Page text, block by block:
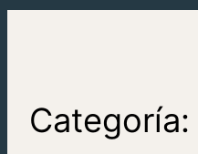
Categoría: